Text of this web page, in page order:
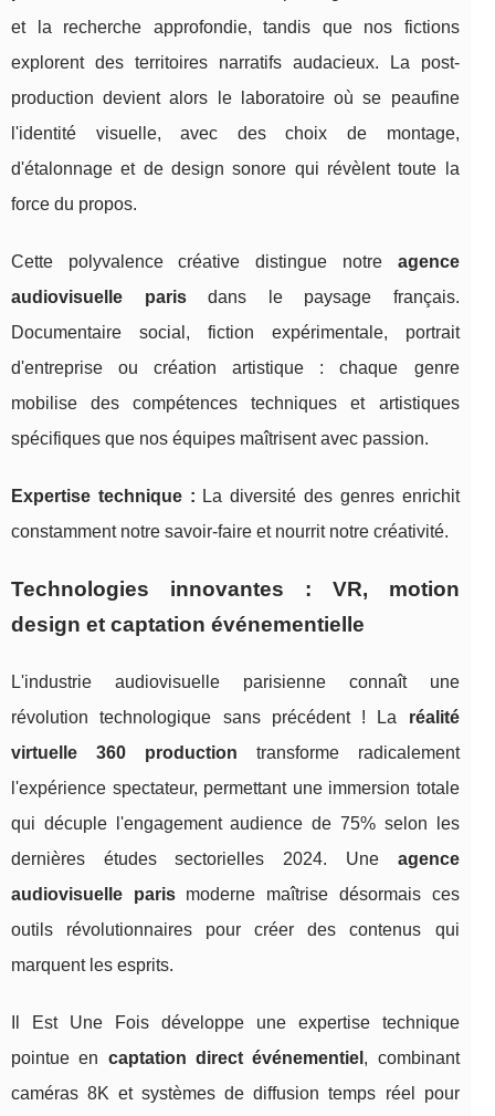
et la recherche approfondie, tandis que nos fictions
explorent des territoires narratifs audacieux. La post-
production devient alors le laboratoire où se peaufine
l'identité visuelle, avec des choix de montage,
d'étalonnage et de design sonore qui révèlent toute la
force du propos.
Cette polyvalence créative distingue notre agence
audiovisuelle parisdans le paysage français.
Documentaire social, fiction expérimentale, portrait
d'entreprise ou création artistique : chaque genre
mobilise des compétences techniques et artistiques
spécifiques que nos équipes maîtrisent avec passion.
Expertise technique : La diversité des genres enrichit
constamment notre savoir-faire et nourrit notre créativité.
Technologies innovantes : VR, motion
design et captation événementielle
L'industrie audiovisuelle parisienne connaît une
révolution technologique sans précédent ! La réalité
virtuelle 360 production transforme radicalement
l'expérience spectateur, permettant une immersion totale
qui décuple l'engagement audience de 75% selon les
dernières études sectorielles 2024. Une agence
audiovisuelle parismoderne maîtrise désormais ces
outils révolutionnaires pour créer des contenus qui
marquent les esprits.
Il Est Une Fois développe une expertise technique
pointue en captation direct événementiel , combinant
caméras 8K et systèmes de diffusion temps réel pour